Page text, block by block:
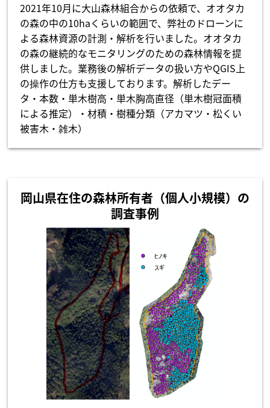
2021年10月に大山森林組合からの依頼で、オオタカ
の森の中の10haくらいの範囲で、弊社のドローンに
よる森林資源の計測・解析を行いました。オオタカ
の森の継続的なモニタリングのための森林情報を提
供しました。業務後の解析データの扱い方やQGIS上
の操作の仕方も支援しております。解析したデー
タ・本数・単木樹高・単木胸高直径（単木樹冠面積
による推定）・材積・樹種分類（アカマツ・松くい
被害木・雑木）
岡山県在住の森林所有者（個人小規模）の
調査事例